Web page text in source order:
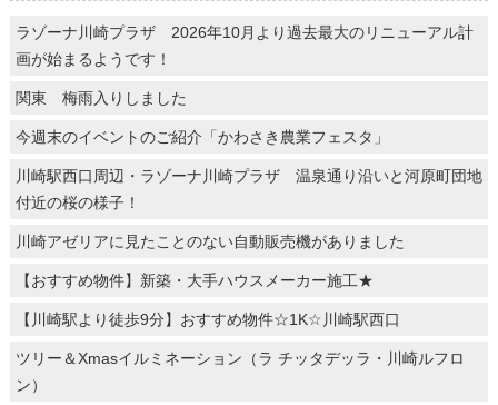
ラゾーナ川崎プラザ 2026年10月より過去最大のリニューアル計
画が始まるようです！
関東 梅雨入りしました
今週末のイベントのご紹介「かわさき農業フェスタ」
川崎駅西口周辺・ラゾーナ川崎プラザ 温泉通り沿いと河原町団地
付近の桜の様子！
川崎アゼリアに見たことのない自動販売機がありました
【おすすめ物件】新築・大手ハウスメーカー施工★
【川崎駅より徒歩9分】おすすめ物件☆1K☆川崎駅西口
ツリー＆Xmasイルミネーション（ラ チッタデッラ・川崎ルフロ
ン）